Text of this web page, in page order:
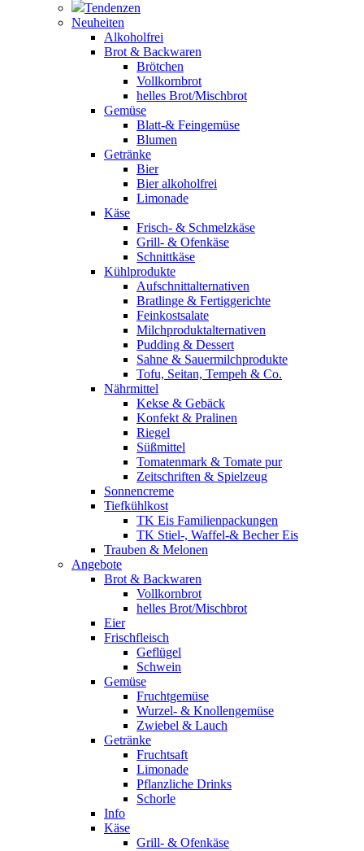
Tendenzen
Neuheiten
Alkoholfrei
Brot & Backwaren
Brötchen
Vollkornbrot
helles Brot/Mischbrot
Gemüse
Blatt-& Feingemüse
Blumen
Getränke
Bier
Bier alkoholfrei
Limonade
Käse
Frisch- & Schmelzkäse
Grill- & Ofenkäse
Schnittkäse
Kühlprodukte
Aufschnittalternativen
Bratlinge & Fertiggerichte
Feinkostsalate
Milchproduktalternativen
Pudding & Dessert
Sahne & Sauermilchprodukte
Tofu, Seitan, Tempeh & Co.
Nährmittel
Kekse & Gebäck
Konfekt & Pralinen
Riegel
Süßmittel
Tomatenmark & Tomate pur
Zeitschriften & Spielzeug
Sonnencreme
Tiefkühlkost
TK Eis Familienpackungen
TK Stiel-, Waffel-& Becher Eis
Trauben & Melonen
Angebote
Brot & Backwaren
Vollkornbrot
helles Brot/Mischbrot
Eier
Frischfleisch
Geflügel
Schwein
Gemüse
Fruchtgemüse
Wurzel- & Knollengemüse
Zwiebel & Lauch
Getränke
Fruchtsaft
Limonade
Pflanzliche Drinks
Schorle
Info
Käse
Grill- & Ofenkäse